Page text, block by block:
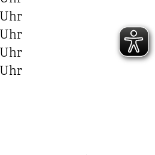
Uhr
Uhr
Uhr
Uhr